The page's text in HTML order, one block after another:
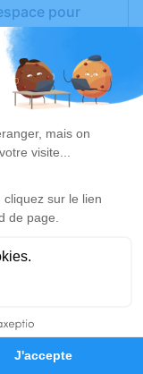
Hommages
pour
des photos
vos
des textes. Cet
à honorer la
est